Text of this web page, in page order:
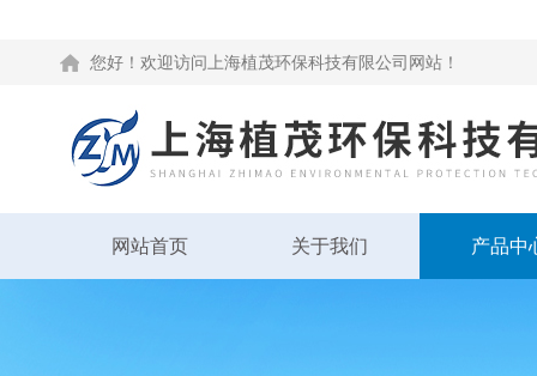
您好！欢迎访问上海植茂环保科技有限公司网站！
网站首页 关于我们 产品中